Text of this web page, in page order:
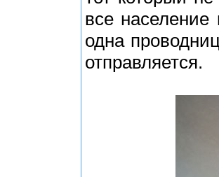
все
одна
отправляется.